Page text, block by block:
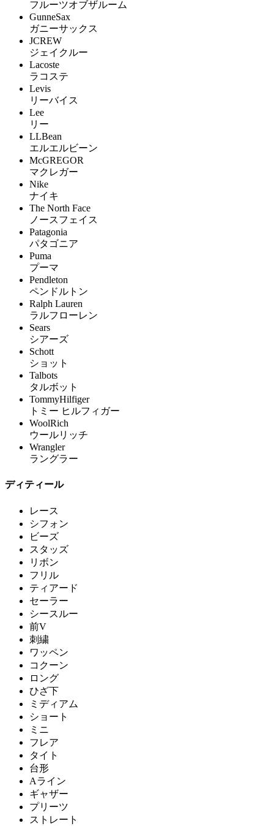
フルーツオブザルーム
GunneSax
ガニーサックス
JCREW
ジェイクルー
Lacoste
ラコステ
Levis
リーバイス
Lee
リー
LLBean
エルエルビーン
McGREGOR
マクレガー
Nike
ナイキ
The North Face
ノースフェイス
Patagonia
パタゴニア
Puma
プーマ
Pendleton
ペンドルトン
Ralph Lauren
ラルフローレン
Sears
シアーズ
Schott
ショット
Talbots
タルボット
TommyHilfiger
トミー ヒルフィガー
WoolRich
ウールリッチ
Wrangler
ラングラー
ディティール
レース
シフォン
ビーズ
スタッズ
リボン
フリル
ティアード
セーラー
シースルー
前V
刺繍
ワッペン
コクーン
ロング
ひざ下
ミディアム
ショート
ミニ
フレア
タイト
台形
Aライン
ギャザー
プリーツ
ストレート